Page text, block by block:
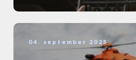
04. september 2025